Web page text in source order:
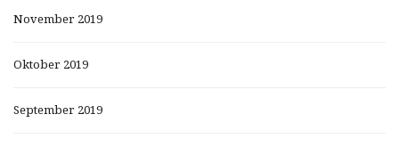
November 2019
Oktober 2019
September 2019